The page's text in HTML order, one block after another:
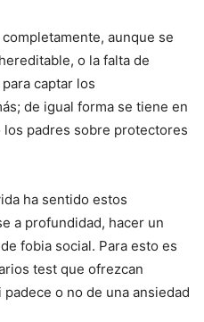
aunque se
o la falta de
captar los
de igual forma se tiene en
padres sobre protectores
ha sentido estos
a profundidad, hacer un
fobia social. Para esto es
test que ofrezcan
o no de una ansiedad